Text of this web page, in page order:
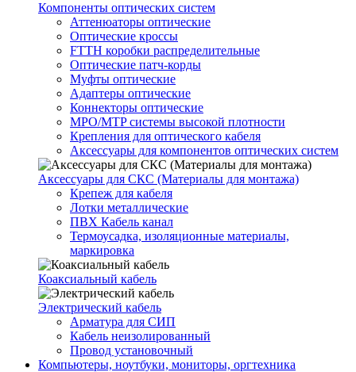
Компоненты оптических систем
Аттенюаторы оптические
Оптические кроссы
FTTH коробки распределительные
Оптические патч-корды
Муфты оптические
Адаптеры оптические
Коннекторы оптические
MPO/MTP системы высокой плотности
Крепления для оптического кабеля
Аксессуары для компонентов оптических систем
Аксессуары для СКС (Материалы для монтажа)
Крепеж для кабеля
Лотки металлические
ПВХ Кабель канал
Термоусадка, изоляционные материалы,
маркировка
Коаксиальный кабель
Электрический кабель
Арматура для СИП
Кабель неизолированный
Провод установочный
Компьютеры, ноутбуки, мониторы, оргтехника